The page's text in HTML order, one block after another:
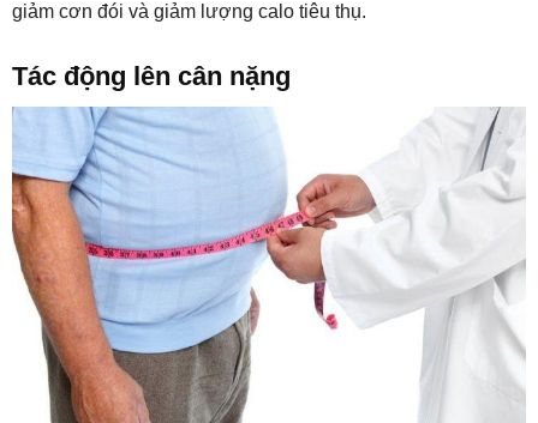
giảm cơn đói và giảm lượng calo tiêu thụ.
Tác động lên cân nặng